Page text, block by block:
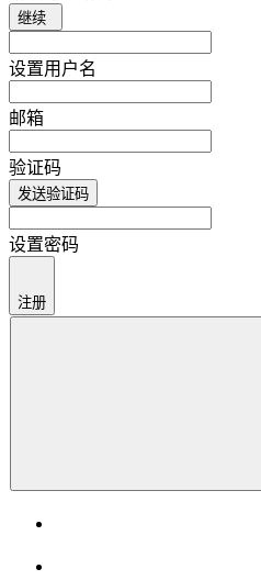
继续
设置用户名
邮箱
验证码
发送验证码
设置密码
注册